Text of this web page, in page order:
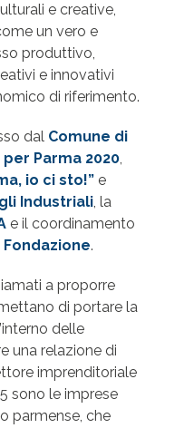
e creative,
un vero e
produttivo,
e innovativi
di riferimento.
dal Comune di
Parma 2020,
io ci sto!” e
Industriali, la
e il coordinamento
Fondazione.
a proporre
di portare la
delle
una relazione di
imprenditoriale
sono le imprese
parmense, che